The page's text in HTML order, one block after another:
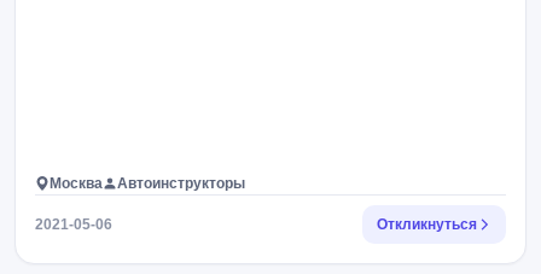
Москва Автоинструкторы
2021-05-06 Откликнуться